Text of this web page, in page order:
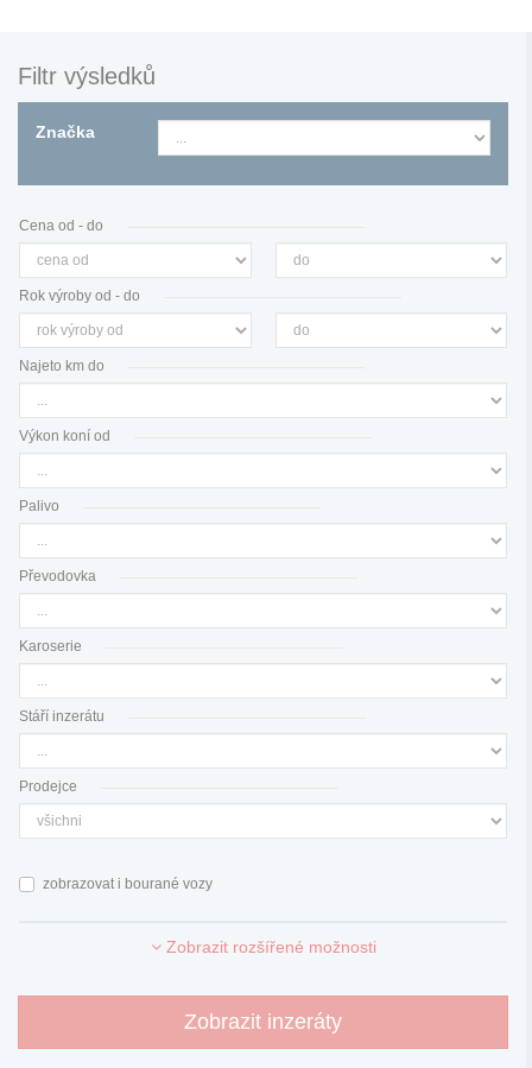
Filtr výsledků
Značka
Cena od - do
Rok výroby od - do
Najeto km do
Výkon koní od
Palivo
Převodovka
Karoserie
Stáří inzerátu
Prodejce
zobrazovat i bourané vozy
Zobrazit rozšířené možnosti
Zobrazit inzeráty